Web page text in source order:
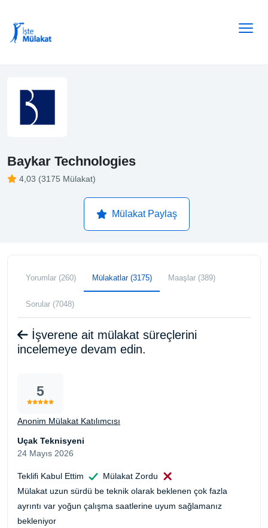
Baykar Technologies
4,03 (3175 Mülakat)
Mülakat Paylaş
Yorumlar (260) Mülakatlar (3175) Maaşlar (389)
Sorular (7048)
İşverene ait mülakat süreçlerini
incelemeye devam edin.
5
Anonim Mülakat Katılımcısı
Uçak Teknisyeni
24 Mayıs 2026
Teklifi Kabul Ettim
Mülakat Zordu
Mülakat uzun sürdü be teknik olarak beklenen çok fazla
ayrıntı var yoğun çalışma saatlerine uyum sağlamanız
bekleniyor